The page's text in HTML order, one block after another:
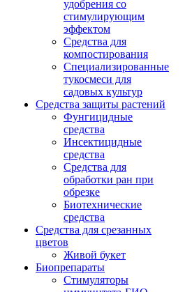
удобрения со
стимулирующим
эффектом
Средства для
компостирования
Специализированные
тукосмеси для
садовых культур
Средства защиты растений
Фунгицидные
средства
Инсектицидные
средства
Средства для
обработки ран при
обрезке
Биотехнические
средства
Средства для срезанных
цветов
Живой букет
Биопрепараты
Стимуляторы